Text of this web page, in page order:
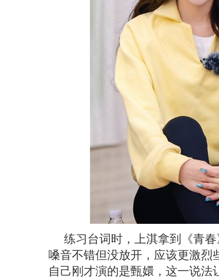
练习台词时，上淇拿到《青
嗓音不错但没放开，应该更激烈
自己刚才演的是甄嬛，这一说法